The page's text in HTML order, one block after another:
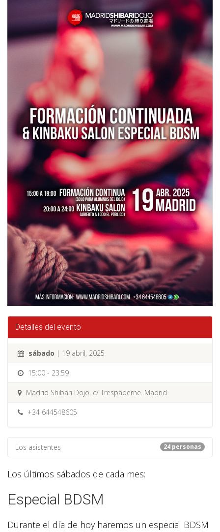
Detalles del evento
sábado | 19 abril, 2025
15:00 - 23:59
Madrid Shibari Dojo. c/ Trespaderne. Madrid.
+34 644548605
24 personas
Los asistentes
Los últimos sábados de cada mes:
Especial BDSM
Durante el día de hoy haremos un especial BDSM